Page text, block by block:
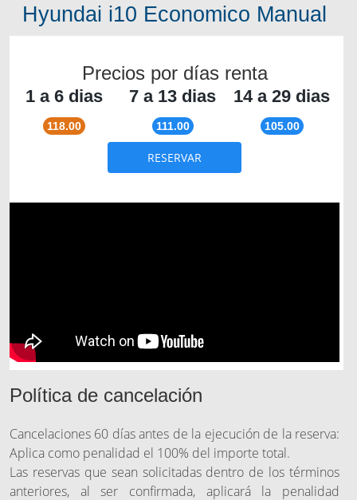
Hyundai i10 Economico Manual
Precios por días renta
1 a 6 dias
118.00
7 a 13 dias
111.00
14 a 29 dias
105.00
RESERVAR
Política de cancelación
Cancelaciones 60 días antes de la ejecución de la reserva:
Aplica como penalidad el 100% del importe total.
Las reservas que sean solicitadas dentro de los términos
anteriores, al ser confirmada, aplicará la penalidad